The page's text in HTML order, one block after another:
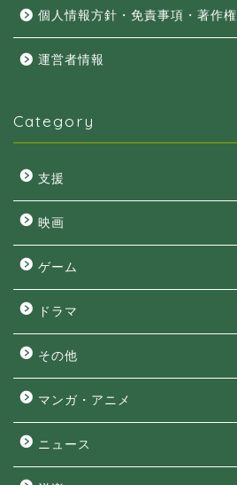
個人情報方針・免責事項・著作権
運営者情報
Category
支援
映画
ゲーム
ドラマ
その他
マンガ・アニメ
ニュース